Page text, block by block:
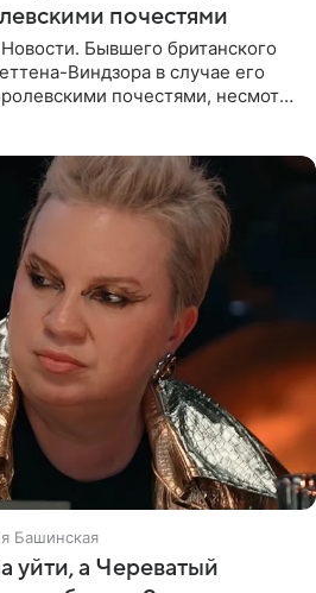
почестями
Бывшего британского
Виндзора в случае его
почестями, несмотря
Башинская
уйти, а Череватый